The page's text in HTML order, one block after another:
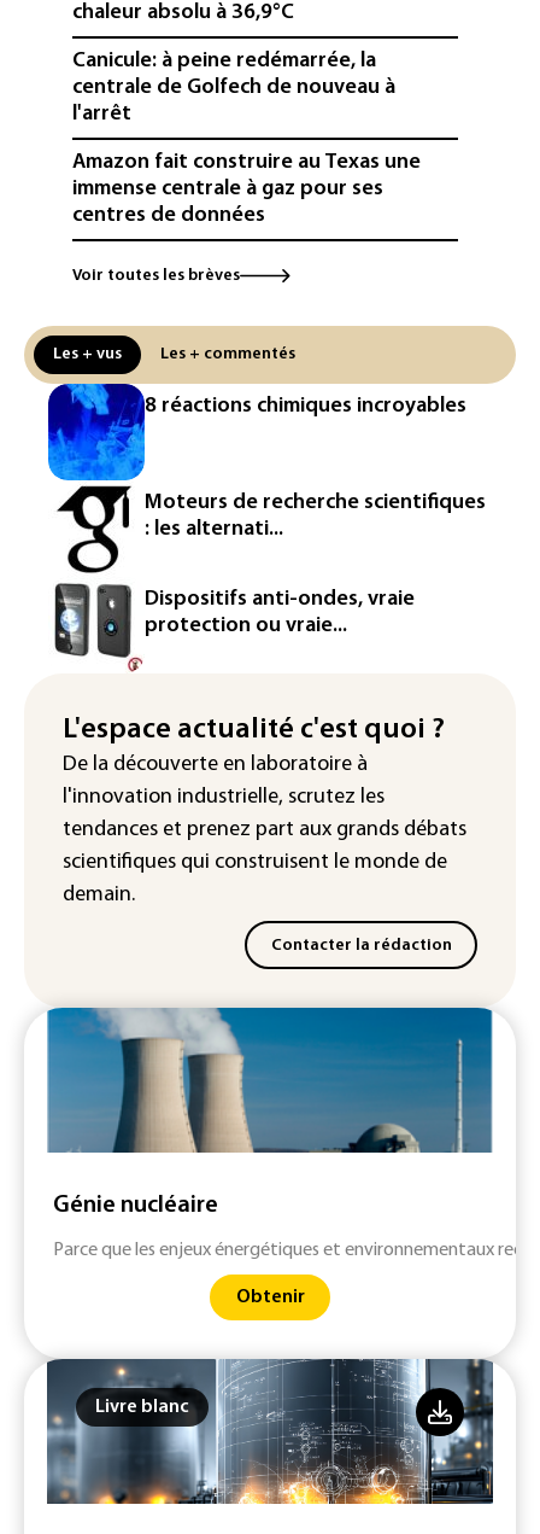
chaleur absolu à 36,9°C
Canicule: à peine redémarrée, la
centrale de Golfech de nouveau à
l'arrêt
Amazon fait construire au Texas une
immense centrale à gaz pour ses
centres de données
L'UE demande à Meta et TikTok de
Ceuta
L'Europe se prépare à une baisse de la
production d'électricité lors de l'éclipse
solaire
La métropole de Rouen porte plainte
contre BASF pour pollution aux PFAS
Canicule: à l'arrêt depuis fin juillet, la
centrale de Golfech reconnectée au
réseau
Véhicules de livraison autonomes: la
homologation
Iris³: Eutelsat investira 3,4 milliards
d'euros dans la future constellation
européenne
Voir toutes les brèves
Les + vus Les + commentés
8 réactions chimiques incroyables
Moteurs de recherche scientifiques
: les alternati...
Dispositifs anti-ondes, vraie
protection ou vraie...
L'espace actualité c'est quoi ?
De la découverte en laboratoire à
l'innovation industrielle, scrutez les
tendances et prenez part aux grands débats
scientifiques qui construisent le monde de
demain.
Contacter la rédaction
Génie nucléaire
Parce que les enjeux énergétiques et environnementaux
Obtenir
Livre blanc